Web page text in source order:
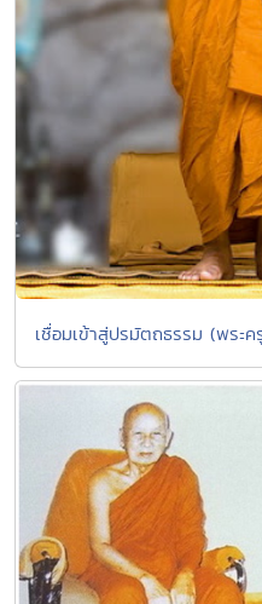
เชื่อมเข้าสู่ปรมัตถธรรม (พระ